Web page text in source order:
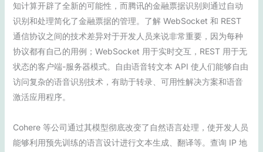
知计算开辟了全新的可能性，而腾讯的金融票据识别则通过自动
识别和处理简化了金融票据的管理。了解 WebSocket 和 REST
通信协议之间的技术差异对于开发人员来说非常重要，因为每种
协议都有自己的用例；WebSocket 用于实时交互，REST 用于无
状态的客户端-服务器模式。自由语音转文本 API 使人们能够自由
访问复杂的语音识别技术，有助于转录、可用性解决方案和语音
激活应用程序。
Cohere 等公司通过其模型彻底改变了自然语言处理，使开发人员
能够利用预先训练的语言设计进行文本生成、翻译等。查询 IP 地